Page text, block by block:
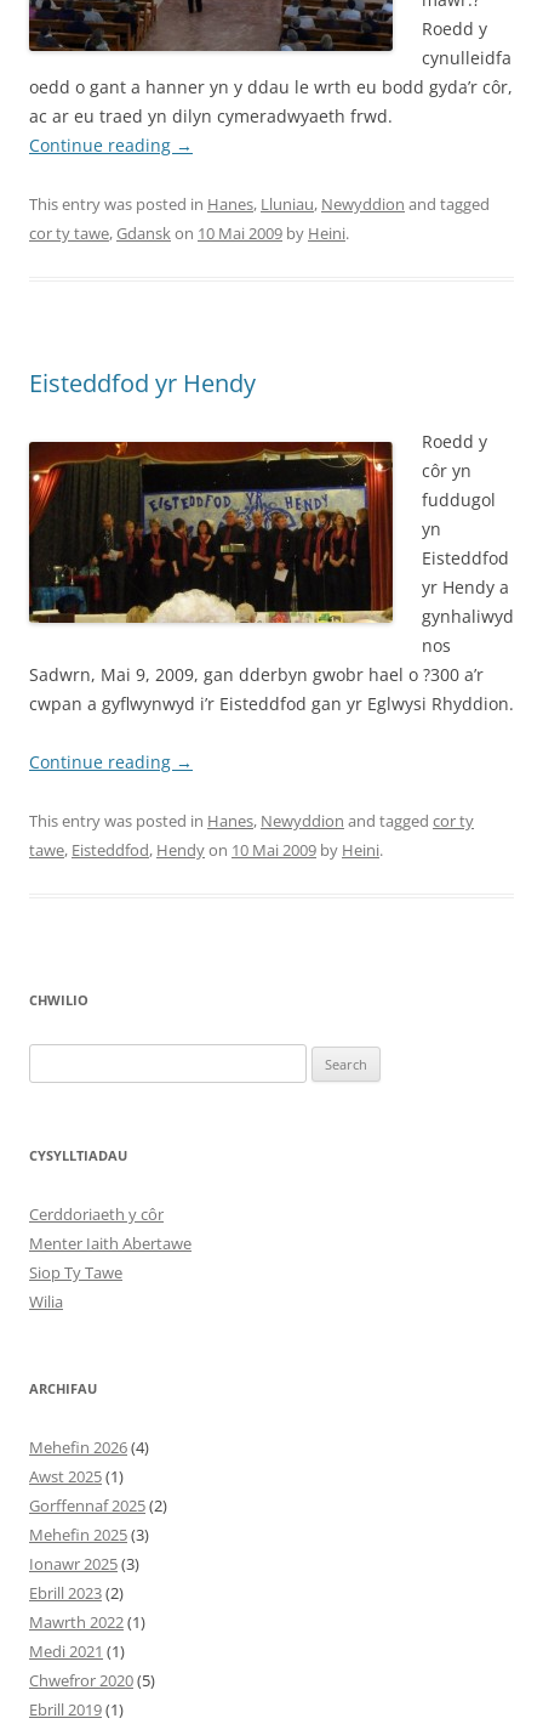
Roedd y
cynulleidfa
oedd o gant a hanner yn y ddau le wrth eu bodd gyda’r côr,
ac ar eu traed yn dilyn cymeradwyaeth frwd.
Continue reading →
This entry was posted in Hanes, Lluniau, Newyddion and tagged
cor ty tawe,Gdanskon 10 Mai 2009 by Heini.
Eisteddfod yr Hendy
Roedd y
côr yn
fuddugol
yn
Eisteddfod
yr Hendy a
gynhaliwyd
nos
Sadwrn, Mai 9, 2009, gan dderbyn gwobr hael o ?300 a’r
cwpan a gyflwynwyd i’r Eisteddfod gan yr Eglwysi Rhyddion.
Continue reading →
This entry was posted in Hanes, Newyddion and tagged cor ty
tawe, Eisteddfod, Hendyon 10 Mai 2009 by Heini.
CHWILIO
for:
CYSYLLTIADAU
Cerddoriaeth y côr
Menter Iaith Abertawe
Siop Ty Tawe
Wilia
ARCHIFAU
Mehefin 2026(4)
Awst 2025(1)
Gorffennaf 2025(2)
Mehefin 2025(3)
Ionawr 2025(3)
Ebrill 2023(2)
Mawrth 2022(1)
Medi 2021 (1)
Chwefror 2020(5)
Ebrill 2019(1)